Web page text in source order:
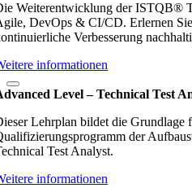
Weiterentwicklung der ISTQB®
DevOps & CI/CD. Erlernen
Verbesserung
informationen
Level – Technical Test
Lehrplan bildet die Grundlage
der
Test Analyst.
informationen